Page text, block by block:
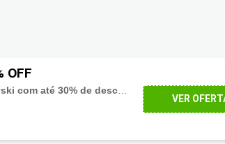
OFF
com até 30% de desconto . Neste link!
VER